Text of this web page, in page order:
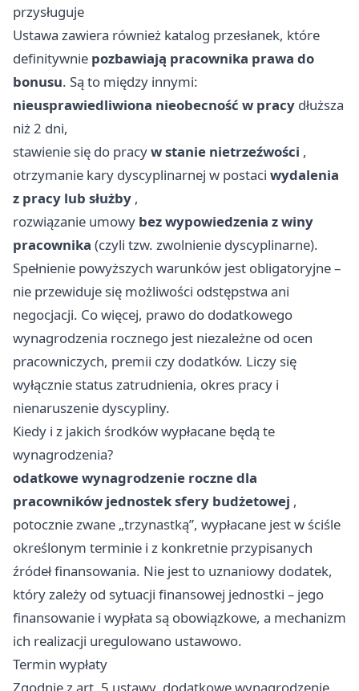
przysługuje
Ustawa zawiera również katalog przesłanek, które
definitywnie pozbawiają pracownika prawa do
bonusu. Są to między innymi:
nieusprawiedliwiona nieobecność w pracy dłuższa
niż 2 dni,
stawienie się do pracyw stanie nietrzeźwości ,
otrzymanie kary dyscyplinarnej w postaci wydalenia
z pracy lub służby ,
rozwiązanie umowy bez wypowiedzenia z winy
pracownika (czyli tzw. zwolnienie dyscyplinarne).
Spełnienie powyższych warunków jest obligatoryjne –
nie przewiduje się możliwości odstępstwa ani
negocjacji. Co więcej, prawo do dodatkowego
wynagrodzenia rocznego jest niezależne od ocen
pracowniczych, premii czy dodatków. Liczy się
wyłącznie status zatrudnienia, okres pracy i
nienaruszenie dyscypliny.
Kiedy i z jakich środków wypłacane będą te
wynagrodzenia?
odatkowe wynagrodzenie roczne dla
pracowników jednostek sfery budżetowej ,
potocznie zwane „trzynastką”, wypłacane jest w ściśle
określonym terminie i z konkretnie przypisanych
źródeł finansowania. Nie jest to uznaniowy dodatek,
który zależy od sytuacji finansowej jednostki – jego
finansowanie i wypłata są obowiązkowe, a mechanizm
ich realizacji uregulowano ustawowo.
Termin wypłaty
Zgodnie z art. 5 ustawy, dodatkowe wynagrodzenie